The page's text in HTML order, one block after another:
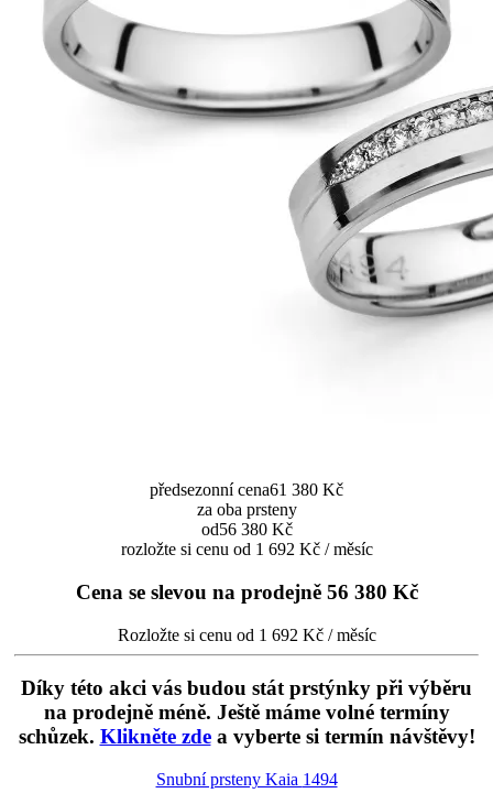
předsezonní cena61 380 Kč
za oba prsteny
od56 380 Kč
rozložte si cenu od 1 692 Kč / měsíc
Cena se slevou na prodejně 56 380 Kč
Rozložte si cenu od 1 692 Kč / měsíc
Díky této akci vás budou stát prstýnky při výběru
na prodejně méně. Ještě máme volné termíny
schůzek. Klikněte zdea vyberte si termín návštěvy!
Snubní prsteny Kaia 1494